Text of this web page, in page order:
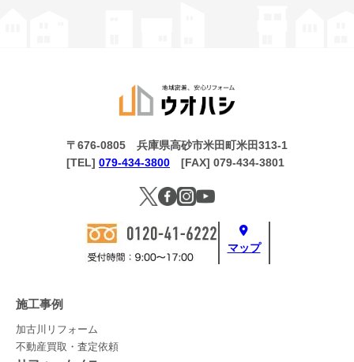
マップ
〒676-0805 兵庫県高砂市米田町米田313-1
[TEL] 079-434-3800 [FAX] 079-434-3801
施工事例
加古川リフォーム
不動産買取・査定依頼